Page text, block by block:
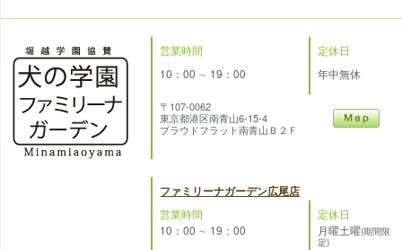
営業時間
定休日
10：00 ∼ 19：00
年中無休
〒107-0062
東京都港区南青山6-15-4
プラウドフラット南青山Ｂ２Ｆ
ファミリーナガーデン広尾店
営業時間
定休日
10：00 ∼ 19：00
月曜土曜(期間限
定)